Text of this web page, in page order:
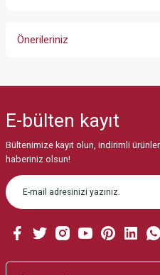
Önerileriniz
Görüş ve önerileriniz için teşekkür
Ürün resmi kalitesiz, bozuk
Ürün açıklamasında eksik
Ürün bilgilerinde hatalar
Bu ürüne benzer farklı
E-bülten kayıt
Bültenimize kayıt olun, indirimli
haberiniz olsun!